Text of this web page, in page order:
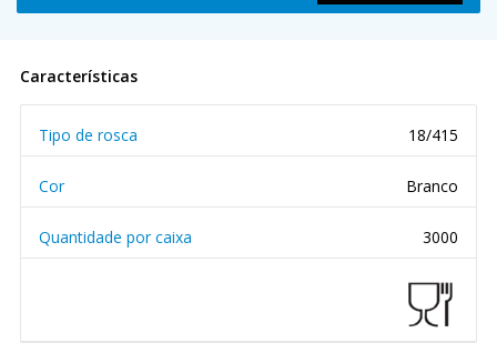
Características
Tipo de rosca 18/415
Cor Branco
Quantidade por caixa 3000